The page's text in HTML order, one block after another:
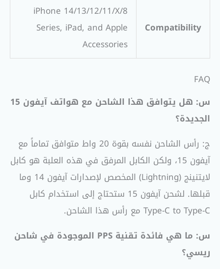
Compatibility
iPhone 14/13/12/11/X/8
Series, iPad, and Apple
Accessories
FAQ
س: هل يتوافق هذا الشاحن مع هواتف آيفون 15
الجديدة؟
ج: رأس الشاحن نفسه بقوة 20 واط متوافق تماماً مع
آيفون 15، ولكن الكابل المرفق في هذه العلبة هو كابل
لايتنينج (Lightning) المخصص لإصدارات آيفون 14 وما
قبلها. لشحن آيفون 15 ستحتاج إلى استخدام كابل
Type-C to Type-C مع رأس هذا الشاحن.
س: ما هي فائدة تقنية PPS الموجودة في شاحن
ريسي؟